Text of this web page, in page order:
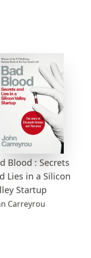
Blood : Secrets
Lies in a Silicon
Startup
Carreyrou